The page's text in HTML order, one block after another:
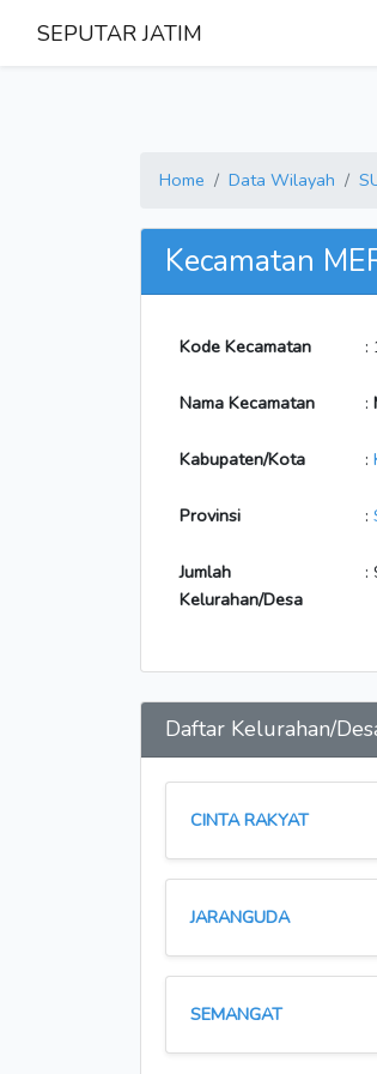
SEPUTAR JATIM
Home Data Wilayah
Kecamatan
Kode Kecamatan :
Nama Kecamatan :
Kabupaten/Kota :
Provinsi :
Jumlah
Kelurahan/Desa
:
Daftar Kelurahan/
CINTA RAKYAT
JARANGUDA
SEMANGAT